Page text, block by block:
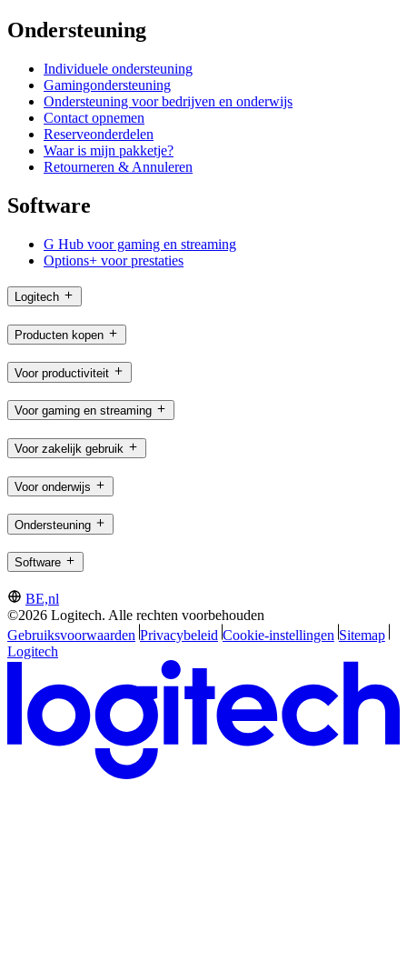
Ondersteuning
Individuele ondersteuning
Gamingondersteuning
Ondersteuning voor bedrijven en onderwijs
Contact opnemen
Reserveonderdelen
Waar is mijn pakketje?
Retourneren & Annuleren
Software
G Hub voor gaming en streaming
Options+ voor prestaties
Logitech
Producten kopen
Voor productiviteit
Voor gaming en streaming
Voor zakelijk gebruik
Voor onderwijs
Ondersteuning
Software
BE,nl
©2026 Logitech. Alle rechten voorbehouden
Gebruiksvoorwaarden Privacybeleid Cookie-instellingen Sitemap
Logitech